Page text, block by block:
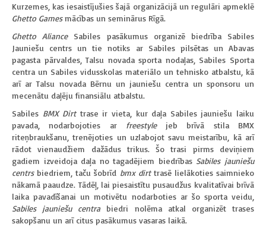
Kurzemes, kas iesaistījušies šajā organizācijā un regulāri apmeklē
Ghetto Gamesmācības un seminārus Rīgā.
Ghetto AlianceSabiles pasākumus organizē biedrība Sabiles
Jauniešu centrs un tie notiks ar Sabiles pilsētas un Abavas
pagasta pārvaldes, Talsu novada sporta nodaļas, Sabiles Sporta
centra un Sabiles vidusskolas materiālo un tehnisko atbalstu, kā
arī ar Talsu novada Bērnu un jauniešu centra un sponsoru un
mecenātu daļēju finansiālu atbalstu.
Sabiles BMX Dirttrase ir vieta, kur daļa Sabiles jauniešu laiku
pavada, nodarbojoties ar freestylejeb brīvā stila BMX
riteņbraukšanu, trenējoties un uzlabojot savu meistarību, kā arī
rādot vienaudžiem dažādus trikus. Šo trasi pirms deviņiem
gadiem izveidoja daļa no tagadējiem biedrības Sabiles jauniešu
centrsbiedriem, taču šobrīd bmx dirttrasē lielākoties saimnieko
nākamā paaudze. Tādēļ, lai piesaistītu pusaudžus kvalitatīvai brīvā
laika pavadīšanai un motivētu nodarboties ar šo sporta veidu,
Sabiles jauniešu centrabiedri nolēma atkal organizēt trases
sakopšanu un arī citus pasākumus vasaras laikā.